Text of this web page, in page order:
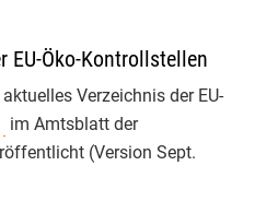
Bio-
Gießen! 🌿 Tag
richtig in sich.
2023
EU-Öko-Kontrollstellen
aktuelles Verzeichnis der EU-
im Amtsblatt der
(Version Sept.